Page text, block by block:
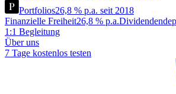
Portfolios26,8 % p.a. seit 2018
Finanzielle Freiheit26,8 % p.a.
1:1 Begleitung
Über uns
7 Tage kostenlos testen